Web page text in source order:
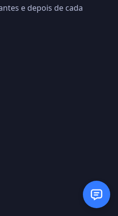
e depois de cada